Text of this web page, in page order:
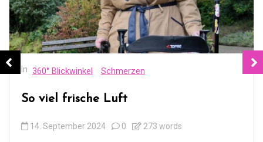
In 360° Blickwinkel Schmerzen
So viel frische Luft
14. September 2024 0 273 words